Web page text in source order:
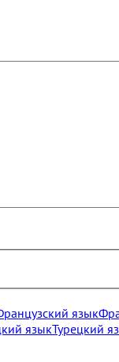
Турецкий